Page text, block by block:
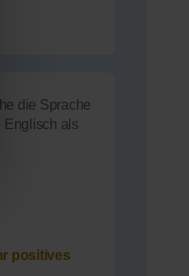
die Sprache
Englisch als
positives